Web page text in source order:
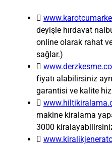

deyişle hırdavat
online olarak rahat
sağlar.)

fiyatı alabilirsiniz
garantisi ve kalite

makine kiralama
3000
